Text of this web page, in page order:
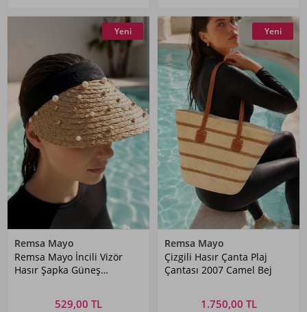
Yeni
Remsa Mayo
Remsa Mayo İncili Vizör
Hasır Şapka Güneş
529,00 TL
Yeni
Remsa Mayo
Çizgili Hasır Çanta Plaj
Çantası 2007 Camel Bej
1.750,00 TL